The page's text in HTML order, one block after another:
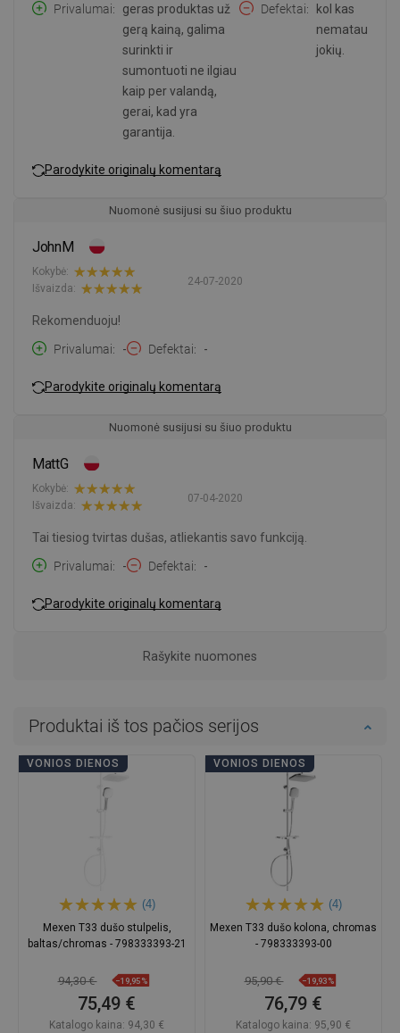
Privalumai
geras produktas už
gerą kainą, galima
surinkti ir
sumontuoti ne ilgiau
kaip per valandą,
gerai, kad yra
garantija.
Defektai
kol kas
nematau
jokių.
Parodykite originalų komentarą
Nuomonė susijusi su šiuo produktu
JohnM
24-07-2020
Kokybė:
Išvaizda:
Rekomenduoju!
Privalumai
- Defektai -
Parodykite originalų komentarą
Nuomonė susijusi su šiuo produktu
MattG
07-04-2020
Kokybė:
Išvaizda:
Tai tiesiog tvirtas dušas, atliekantis savo funkciją.
Privalumai
- Defektai -
Parodykite originalų komentarą
Rašykite nuomones
Produktai iš tos pačios serijos
VONIOS DIENOS
(4)
Mexen T33 dušo stulpelis,
baltas/chromas - 798333393-21
94,30 € −19,95%
75,49 €
Katalogo kaina: 94,30 €
VONIOS DIENOS
(4)
Mexen T33 dušo kolona, chromas
- 798333393-00
95,90 € −19,93%
76,79 €
Katalogo kaina: 95,90 €